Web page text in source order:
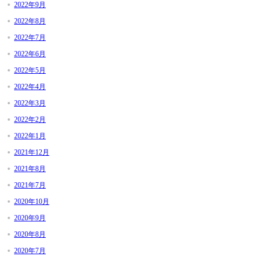
2022年9月
2022年8月
2022年7月
2022年6月
2022年5月
2022年4月
2022年3月
2022年2月
2022年1月
2021年12月
2021年8月
2021年7月
2020年10月
2020年9月
2020年8月
2020年7月